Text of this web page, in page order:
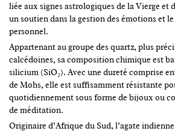
liée aux signes astrologiques de la Vierge et
un soutien dans la gestion des émotions et
personnel.
Appartenant au groupe des quartz, plus
calcédoines, sa composition chimique est
silicium (SiO₂). Avec une dureté comprise
de Mohs, elle est suffisamment résistante
quotidiennement sous forme de bijoux ou
de méditation.
Originaire d’Afrique du Sud, l’agate